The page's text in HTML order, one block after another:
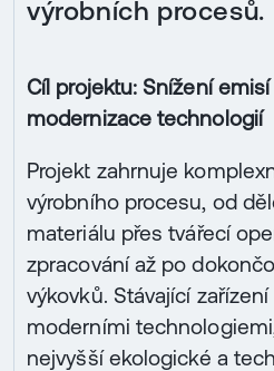
výrobních procesů.
Cíl projektu: Snížení
modernizace technologií
Projekt zahrnuje
výrobního procesu, od
materiálu přes tvářecí
zpracování až po
výkovků. Stávající
moderními
nejvyšší ekologické a